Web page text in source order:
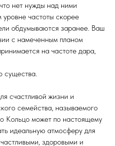
нет нужды над ними
частоты скорее
обдумываются заранее. Ваш
с намеченным планом
на частоте дара,
существа.
счастливой жизни и
семейства, называемого
Кольцо может по настоящему
идеальную атмосферу для
здоровыми и